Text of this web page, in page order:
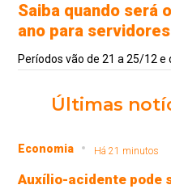
Saiba quando será
ano para
Períodos vão de 21 a 25/12
Últimas
Economia Há 21 minutos
Auxílio-acidente pode